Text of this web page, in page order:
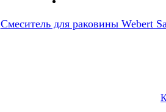
Cмеситель для раковины Webert